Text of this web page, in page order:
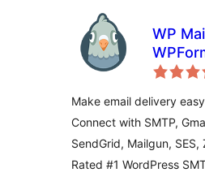
WP
Most
Plugin
Make email delivery
Connect with SMTP,
SendGrid, Mailgun, SES,
Rated #1 WordPress